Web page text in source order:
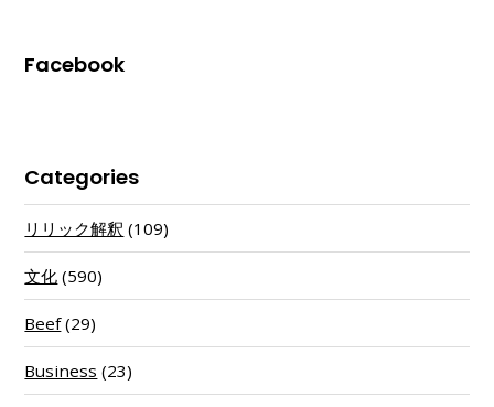
Facebook
Categories
リリック解釈 (109)
文化 (590)
Beef(29)
Business (23)